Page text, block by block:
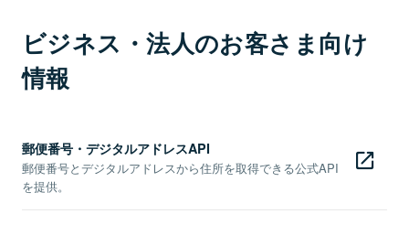
ビジネス・法人のお客さま向け
情報
郵便番号・デジタルアドレスAPI
郵便番号とデジタルアドレスから住所を取得できる公式API
を提供。